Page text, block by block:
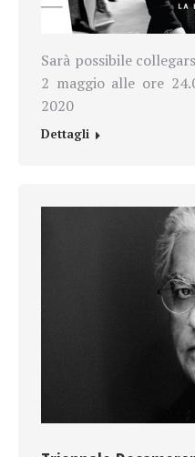
Sarà possibile
2 maggio alle ore
2020
Dettagli